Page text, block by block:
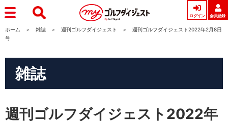
ログイン 会員登録
ホーム 雑誌 週刊ゴルフダイジェスト
週刊ゴルフダイジェスト2022年2月8日
号
雑誌
週刊ゴルフダイジェスト2022年